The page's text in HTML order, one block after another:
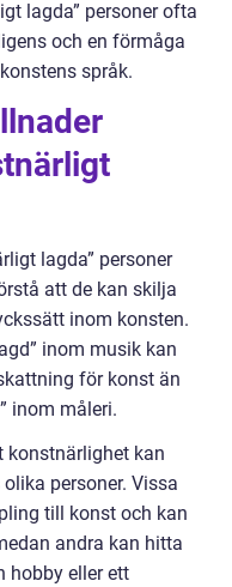
lagda” personer ofta
och en förmåga
språk.
lagda” personer
att de kan skilja
inom konsten.
inom musik kan
för konst än
inom måleri.
konstnärlighet kan
personer. Vissa
till konst och kan
andra kan hitta
hobby eller ett